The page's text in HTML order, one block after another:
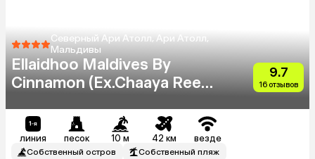
Северный Ари Атолл, Ари Атолл,
Мальдивы
Ellaidhoo Maldives By
Cinnamon (Ex.Chaaya Reef
9.7
16 отзывов
линия песок 10 м 42 км везде
Собственный остров Собственный пляж